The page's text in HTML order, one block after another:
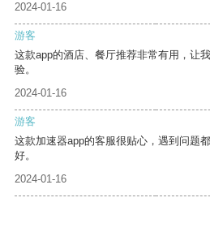
2024-01-16
游客
这款app的酒店、餐厅推荐非常有用，让
验。
2024-01-16
游客
这款加速器app的客服很贴心，遇到问题
好。
2024-01-16